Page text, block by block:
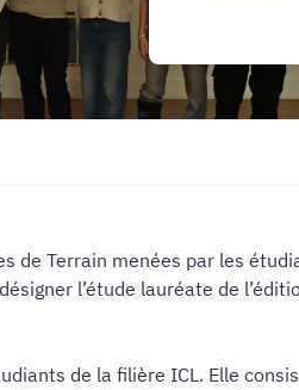
de Terrain menées par les
l’étude lauréate de
de la filière ICL. Elle